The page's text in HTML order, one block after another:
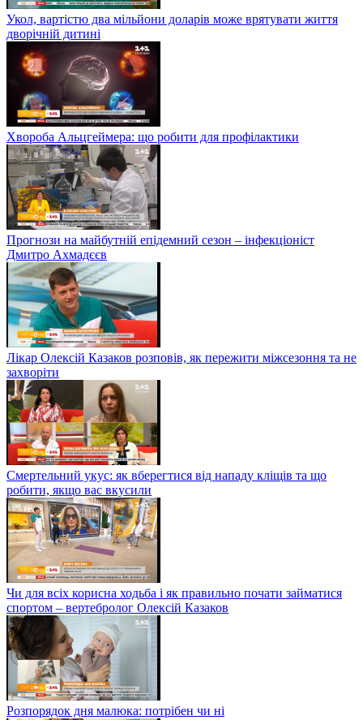
Укол, вартістю два мільйони доларів може врятувати життя
дворічній дитині
Хвороба Альцгеймера: що робити для профілактики
Прогнози на майбутній епідемний сезон – інфекціоніст
Дмитро Ахмадєєв
Лікар Олексій Казаков розповів, як пережити міжсезоння та не
захворіти
Смертельний укус: як вберегтися від нападу кліщів та що
робити, якщо вас вкусили
Чи для всіх корисна ходьба і як правильно почати займатися
спортом – вертебролог Олексій Казаков
Розпорядок дня малюка: потрібен чи ні